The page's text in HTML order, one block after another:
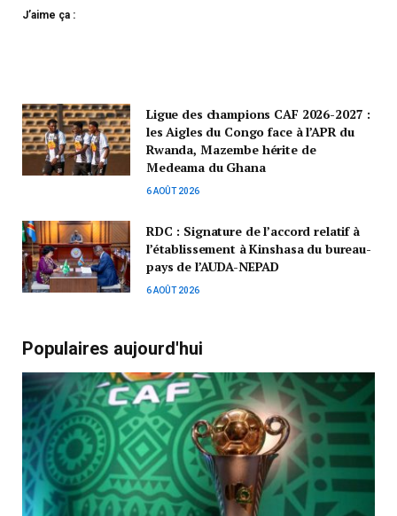
J’aime ça :
Ligue des champions CAF 2026-2027 :
les Aigles du Congo face à l’APR du
Rwanda, Mazembe hérite de
Medeama du Ghana
6 AOÛT 2026
RDC : Signature de l’accord relatif à
l’établissement à Kinshasa du bureau-
pays de l’AUDA-NEPAD
6 AOÛT 2026
Populaires aujourd'hui